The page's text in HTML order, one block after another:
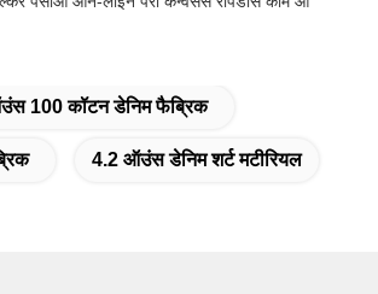
100 कॉटन डेनिम फैब्रिक
4.2 ऑउंस डेनिम शर्ट मटीरियल